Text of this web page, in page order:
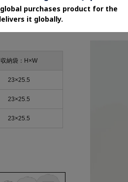
収納袋：H×W
23×25.5
23×25.5
23×25.5